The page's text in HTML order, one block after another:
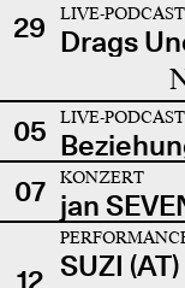
29
LIVE-PODCAST
Drags
05 LIVE-PODCAST
07
KONZERT
jan
12 SUZI (AT)